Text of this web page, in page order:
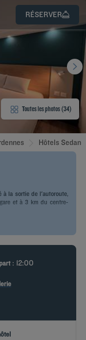
RÉSERVER
Toutes les photos (34)
Hôtels Sedan
à la sortie de l'autoroute,
et à 3 km du centre-
: 12:00